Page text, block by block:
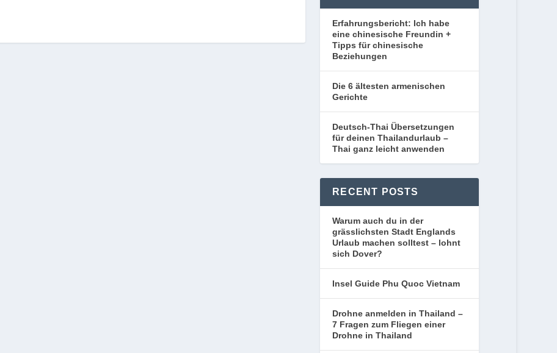
Erfahrungsbericht: Ich habe
eine chinesische Freundin +
Tipps für chinesische
Beziehungen
Die 6 ältesten armenischen
Gerichte
Deutsch-Thai Übersetzungen
für deinen Thailandurlaub –
Thai ganz leicht anwenden
RECENT POSTS
Warum auch du in der
grässlichsten Stadt Englands
Urlaub machen solltest – lohnt
sich Dover?
Insel Guide Phu Quoc Vietnam
Drohne anmelden in Thailand –
7 Fragen zum Fliegen einer
Drohne in Thailand